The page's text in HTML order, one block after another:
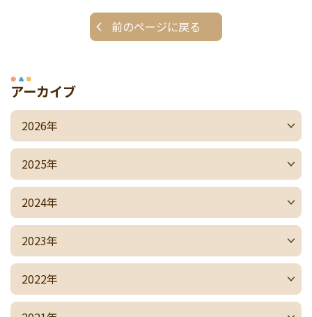
前のページに戻る
アーカイブ
2026年
2025年
2024年
2023年
2022年